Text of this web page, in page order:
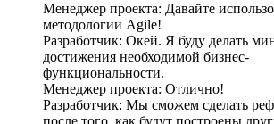
Менеджер проекта: Давайте
методологии Agile!
Разработчик: Окей. Я буду делать
достижения необходимой бизнес-
функциональности.
Менеджер проекта: Отлично!
Разработчик: Мы сможем сделать